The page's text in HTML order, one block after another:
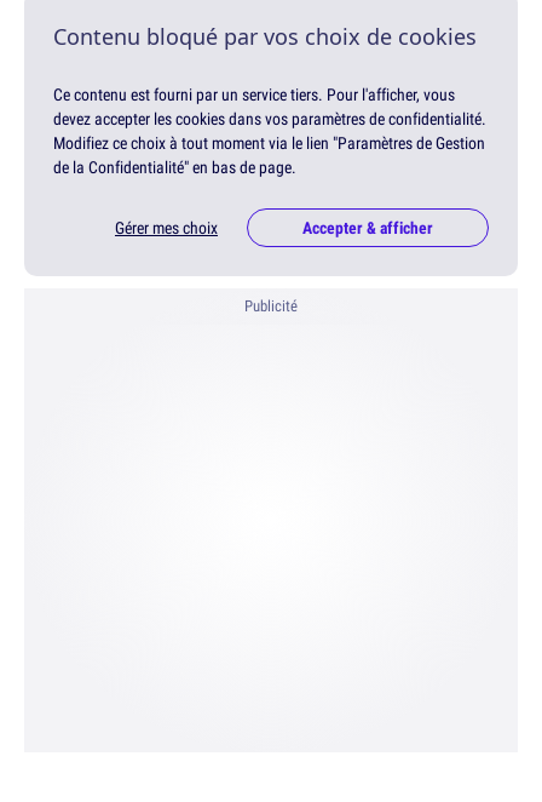
Contenu bloqué par vos choix de cookies
Ce contenu est fourni par un service tiers. Pour l'afficher, vous
devez accepter les cookies dans vos paramètres de confidentialité.
Modifiez ce choix à tout moment via le lien "Paramètres de Gestion
de la Confidentialité" en bas de page.
Gérer mes choix Accepter & afficher
Publicité